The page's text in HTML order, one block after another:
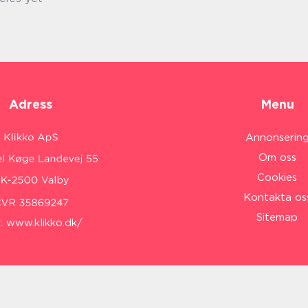
Adress
www.klikko.dk/
Menu
Om oss
Cookies
Kontakta
Sitemap